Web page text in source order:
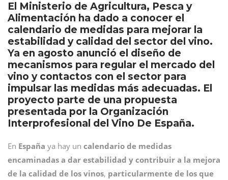
El Ministerio de Agricultura, Pesca y
Alimentación ha dado a conocer el
calendario de medidas para mejorar la
estabilidad y calidad del sector del vino.
Ya en agosto anunció el diseño de
mecanismos para regular el mercado del
vino y contactos con el sector para
impulsar las medidas más adecuadas. El
proyecto parte de una propuesta
presentada por la Organización
Interprofesional del Vino De España.
En España ya hay un calendario de medidas
encaminadas a dar estabilidad y contribuir a la mejora
de la calidad de los vinos, particularmente de los que